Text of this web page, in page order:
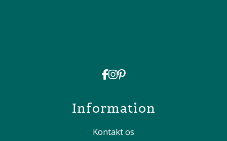
Information
Kontakt os